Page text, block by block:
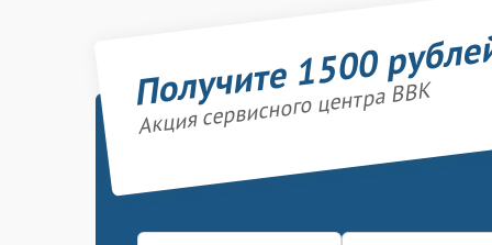
Получите 1500
Акция сервисного центра BBK